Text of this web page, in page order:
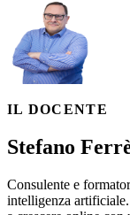
IL DOCENTE
Stefano
Consulente e
intelligenza